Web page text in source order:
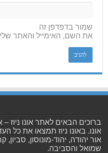
שמור בדפדפן זה
את השם, האימייל והאתר
ברוכים הבאים לאתר אונו
אונו. באונו ניוז תמצאו את כל
אור יהודה, יהוד-מונוסון, סביון,
שמואל והסביבה.